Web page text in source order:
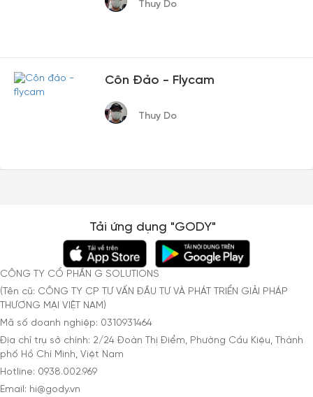
Thuy Do
Côn Đảo - Flycam
Thuy Do
Tải ứng dụng "GODY"
CÔNG TY CỔ PHẦN G SOLUTIONS
(Tên cũ: CÔNG TY CP TƯ VẤN ĐẦU TƯ VÀ PHÁT TRIỂN GIẢI PHÁP
THƯƠNG MẠI VIỆT NAM)
Mã số doanh nghiệp: 0310931464
Địa chỉ trụ sở chính: 2/24 Đoàn Thị Điểm, Phường Cầu Kiệu, Thành
phố Hồ Chí Minh, Việt Nam
Hotline: 0938.002.969
Email: hi@gody.vn